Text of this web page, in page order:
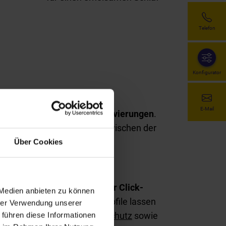
Über Cookies
anbieten zu können
Verwendung unserer
diese Informationen
geeignet sind wie für Renovierungen.
Sie haben die Wahl zwischen der
zeitsparende Montage per Click-
kann. Die Führungsprofile lassen
integrierterInsektenschutz sowie
Telefon
Konfigurator
E-Mail